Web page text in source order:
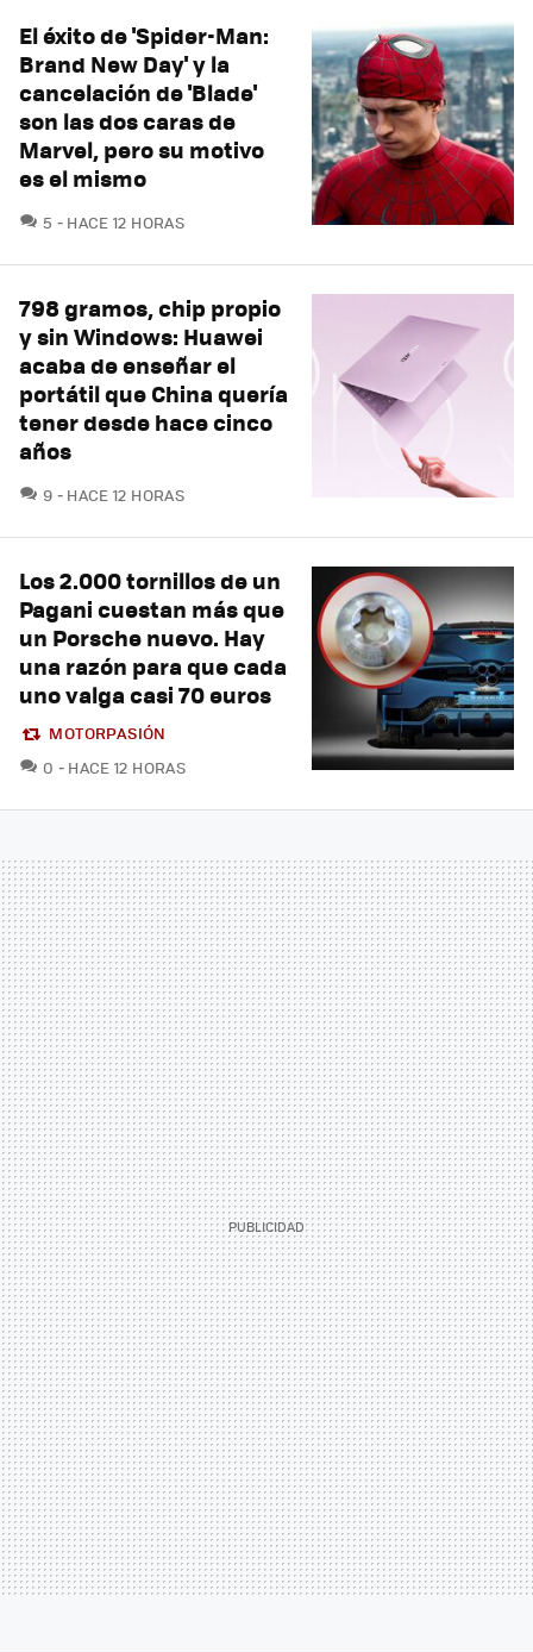
El éxito de 'Spider-Man:
Brand New Day' y la
cancelación de 'Blade'
son las dos caras de
Marvel, pero su motivo
es el mismo
5 COMENTARIOS
HACE 12 HORAS
798 gramos, chip propio
y sin Windows: Huawei
acaba de enseñar el
portátil que China quería
tener desde hace cinco
años
9 COMENTARIOS
HACE 12 HORAS
Los 2.000 tornillos de un
Pagani cuestan más que
un Porsche nuevo. Hay
una razón para que cada
uno valga casi 70 euros
MOTORPASIÓN
0 COMENTARIOS
HACE 12 HORAS